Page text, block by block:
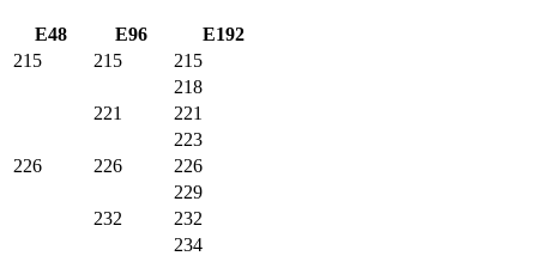
Е48 Е96
Е192
215
215
215
218
221
221
223
226
226
226
229
232
232
234